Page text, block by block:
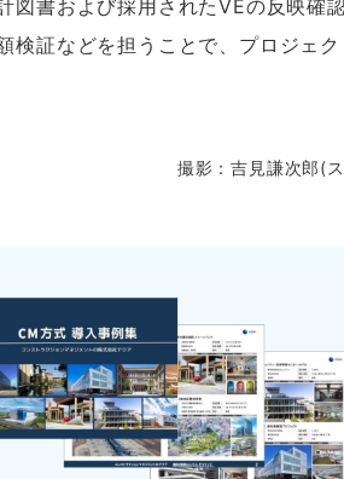
図書および採用されたVEの反映確
検証などを担うことで、プロジェ
撮影：吉見謙次郎(